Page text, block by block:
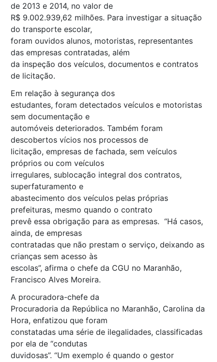
de 2013 e 2014, no valor de
R$ 9.002.939,62 milhões. Para investigar a situação
do transporte escolar,
foram ouvidos alunos, motoristas, representantes
das empresas contratadas, além
da inspeção dos veículos, documentos e contratos
de licitação.
Em relação à segurança dos
estudantes, foram detectados veículos e motoristas
sem documentação e
automóveis deteriorados. Também foram
descobertos vícios nos processos de
licitação, empresas de fachada, sem veículos
próprios ou com veículos
irregulares, sublocação integral dos contratos,
superfaturamento e
abastecimento dos veículos pelas próprias
prefeituras, mesmo quando o contrato
prevê essa obrigação para as empresas. “Há casos,
ainda, de empresas
contratadas que não prestam o serviço, deixando as
crianças sem acesso às
escolas”, afirma o chefe da CGU no Maranhão,
Francisco Alves Moreira.
A procuradora-chefe da
Procuradoria da República no Maranhão, Carolina da
Hora, enfatizou que foram
constatadas uma série de ilegalidades, classificadas
por ela de “condutas
duvidosas”. “Um exemplo é quando o gestor